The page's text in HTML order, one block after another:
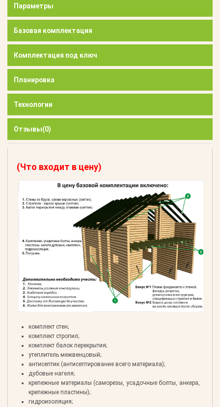
Параметры
Базовая комплектация
Комплектация под ключ
Планировка
Технологии
Отзывы(0)
(Что входит в цену)
комплект стен;
комплект стропил;
комплект балок перекрытия;
утеплитель межвенцовый;
антисептик (антисептирование всего материала);
дубовые нагеля;
крепежные материалы (саморезы, усадочные болты, анкера,
крепежные пластины);
гидроизоляция;